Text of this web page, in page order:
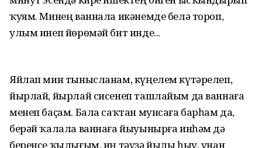
ҡуям. Минең ваннала икәнемде белә тороп,
улым инеп йөрөмәй бит инде...
Яйлап мин тынысланам, күңелем күтәрелеп,
йырлай, йырлай сисенеп ташлайым да ваннаға
менеп баҫам. Бала саҡтан мунсаға барһам да,
берәй ҡалала ваннаға йыуынырға инһәм дә
беренсе ҡылығым, иң тәүҙә йылы һыу, унан